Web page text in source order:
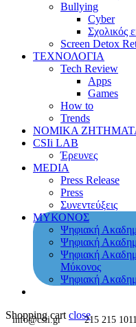
Bullying
Cyber
Σχολικός
Screen Detox
ΤΕΧΝΟΛΟΓΙΑ
Tech Review
Apps
Games
How to
Trends
ΝΟΜΙΚΑ
CSIi LAB
Έρευνες
MEDIA
Press Release
Press
Συνεντεύξεις
ΜΥΚΟΝΟΣ
Ψηφιακή
Ψηφιακή
Ψηφιακή
Μύκονος
Ψηφιακή
Shopping cart close
info@csii.gr 215 215 1011